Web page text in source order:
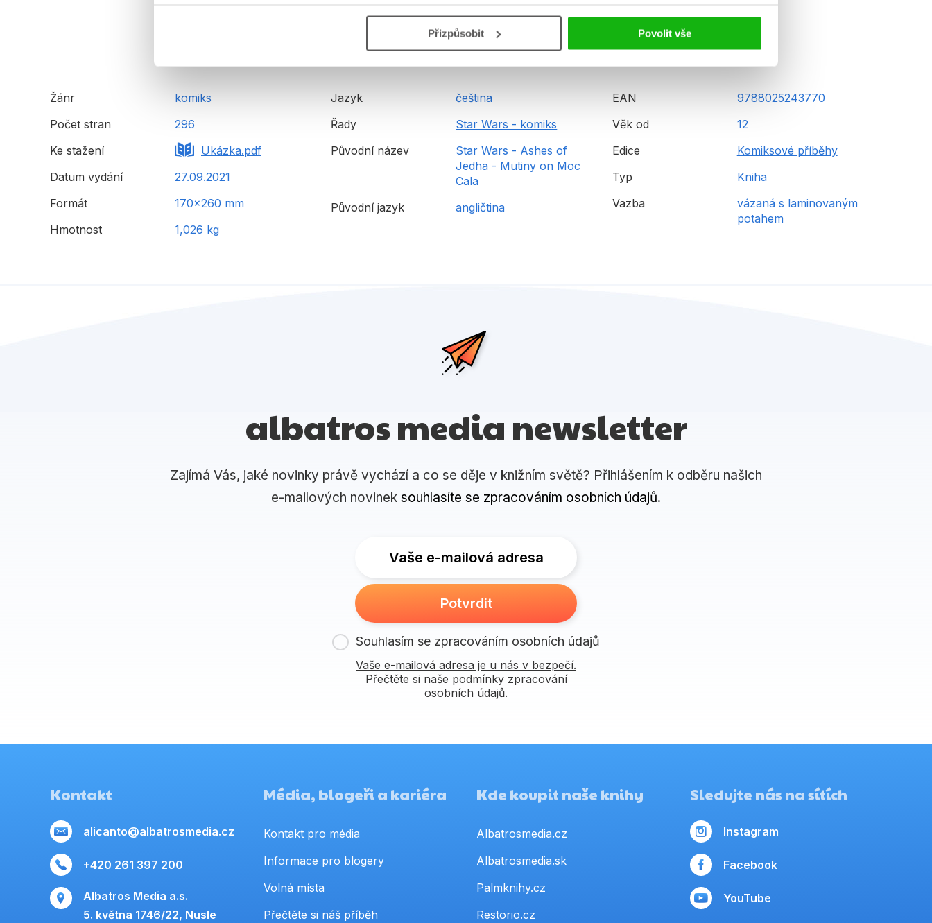
Přizpůsobit Povolit vše
Detailní informace
Žánr
komiks
Počet stran
296
Ke stažení
Ukázka.pdf
Datum vydání
27.09.2021
Formát
170x260 mm
Hmotnost
1,026 kg
Jazyk
čeština
Řady
Star Wars - komiks
Původní název
Star Wars - Ashes of
Jedha - Mutiny on Moc
Cala
Původní jazyk
angličtina
EAN
9788025243770
Věk od
12
Edice
Komiksové příběhy
Typ
Kniha
Vazba
vázaná s laminovaným
potahem
albatros media newsletter
Zajímá Vás, jaké novinky právě vychází a co se děje v knižním světě? Přihlášením k odběru našich
e-mailových novinek souhlasíte se zpracováním osobních údajů.
Vaše e-mailová adresa
Potvrdit
Souhlasím se zpracováním osobních údajů
Vaše e-mailová adresa je u nás v bezpečí.
Přečtěte si naše podmínky zpracování
osobních údajů.
Kontakt
alicanto@albatrosmedia.cz
+420 261 397 200
Albatros Media a.s.
5. května 1746/22, Nusle
Média, blogeři a kariéra
Kontakt pro média
Informace pro blogery
Volná místa
Přečtěte si náš příběh
Kde koupit naše knihy
Albatrosmedia.cz
Albatrosmedia.sk
Palmknihy.cz
Restorio.cz
Sledujte nás na sítích
Instagram
Facebook
YouTube